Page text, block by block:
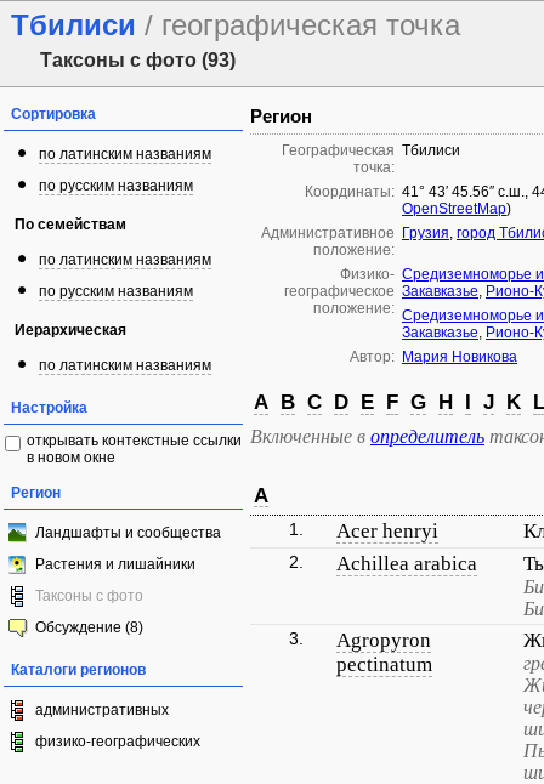
Тбилиси / географическая точка
Таксоны с фото (93)
Сортировка
по латинским названиям
по русским названиям
По семействам
по латинским названиям
по русским названиям
Иерархическая
по латинским названиям
Настройка
открывать контекстные ссылки
в новом окне
Регион
Ландшафты и сообщества
Растения и лишайники
Таксоны с фото
Обсуждение (8)
Каталоги регионов
административных
физико-географических
Регион
Географическая
точка:
Тбилиси
Координаты: 41° 43′ 45.56″ с.ш.,
OpenStreetMap)
Административное
положение:
Грузия, город
Физико-
географическое
положение:
Средиземноморье
Закавказье, Рионо-
Средиземноморье
Закавказье, Рионо-
Автор: Мария Новикова
A B C D E F G H I J K L
Включенные в определитель
A
1. Acer henryi
2. Achillea arabica
3.
Agropyron
pectinatum